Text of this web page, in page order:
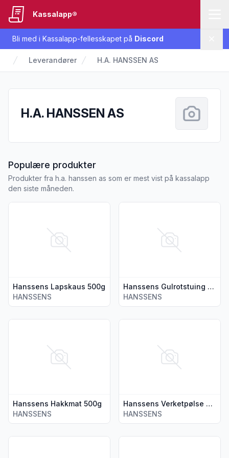
Bli med i Kassalapp-fellesskapet på Discord
Kassalapp®
Leverandører H.A. HANSSEN AS
H.A. HANSSEN AS
Populære produkterfra H.A. HANSSEN AS
Produkter fra h.a. hanssen as som er mest vist på kassalapp
den siste måneden.
Hanssens Lapskaus 500g
HANSSENS
Hanssens Gulrotstuing snabb 500g
HANSSENS
Hanssens Hakkmat 500g
HANSSENS
Vis flere detaljer for produktet "Hanssens Hakkmat 500g"
Hanssens Verketpølse med Chili 320g
HANSSENS
Vis flere detaljer for
Vis flere detaljer for produktet "Hanssens Kjøttdeig 450g"
Vis flere detaljer for